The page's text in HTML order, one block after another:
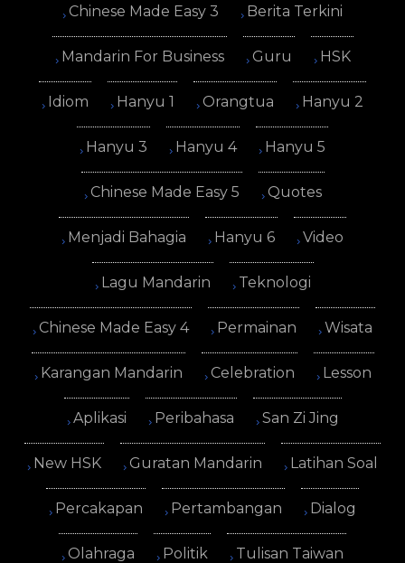
Chinese Made Easy 3 Berita Terkini
Mandarin For Business Guru HSK
Idiom Hanyu 1 Orangtua Hanyu 2
Hanyu 3 Hanyu 4 Hanyu 5
Chinese Made Easy 5 Quotes
Menjadi Bahagia Hanyu 6 Video
Lagu Mandarin Teknologi
Chinese Made Easy 4 Permainan Wisata
Karangan Mandarin Celebration Lesson
Aplikasi Peribahasa San Zi Jing
New HSK Guratan Mandarin Latihan Soal
Percakapan Pertambangan Dialog
Olahraga Politik Tulisan Taiwan